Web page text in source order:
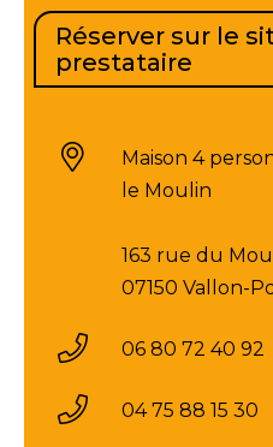
Réserver sur le
prestataire
Maison 4
le Moulin
163 rue du
07150 Vallon-
06 80 72 40 92
04 75 88 15 30